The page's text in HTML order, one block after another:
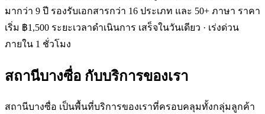
มากว่า 9 ปี รองรับเอกสารกว่า 16 ประเภท และ 50+ ภาษา ราคา
เริ่ม ฿1,500 ระยะเวลาดำเนินการ เสร็จในวันเดียว · เร่งด่วน
ภายใน 1 ชั่วโมง
สถานีบางซื่อ กับบริการของเรา
สถานีบางซื่อ เป็นพื้นที่บริการของเราที่ครอบคลุมทั้งกลุ่มลูกค้า